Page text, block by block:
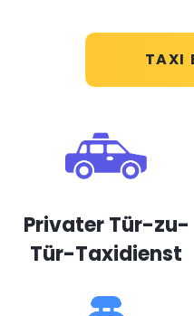
TAXI
Privater Tür-zu-
Tür-Taxidienst